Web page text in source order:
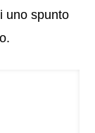
uno spunto